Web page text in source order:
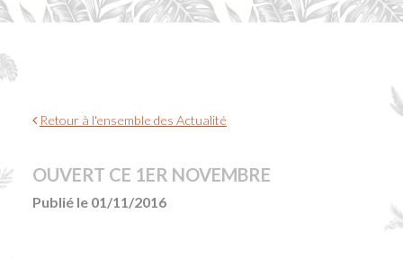
Retour à l'ensemble des Actualité
OUVERT CE 1ER NOVEMBRE
Publié le 01/11/2016